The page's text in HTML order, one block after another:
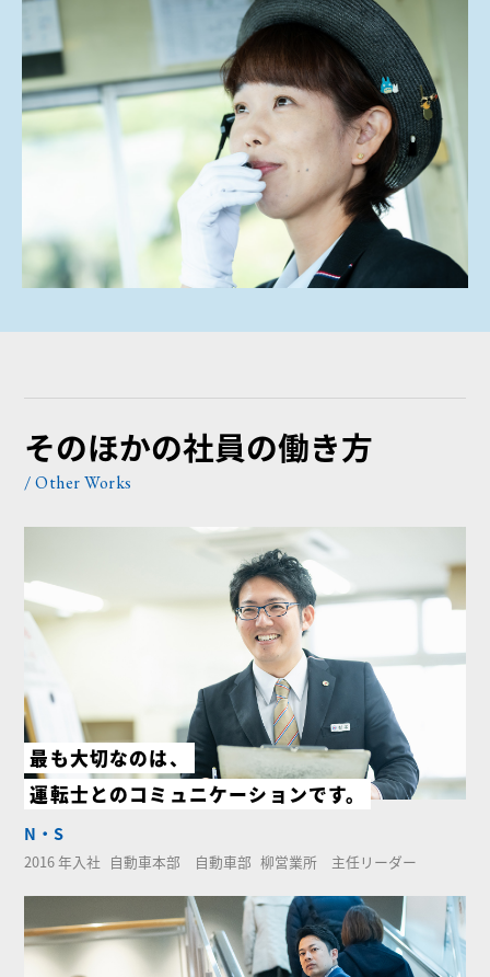
そのほかの社員の働き方
/ Other Works
最も大切なのは、
運転士とのコミュニケーションです。
N・S
2016 年入社 自動車本部 自動車部 柳営業所 主任リーダー